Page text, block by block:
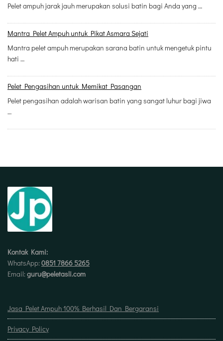
Pelet ampuh jarak jauh merupakan solusi batin bagi Anda yang …
Mantra Pelet Ampuh untuk Pikat Asmara Sejati
Mantra pelet ampuh merupakan sarana batin untuk mengetuk pintu
hati …
Pelet Pengasihan untuk Memikat Pasangan
Pelet pengasihan adalah warisan batin yang sangat luhur bagi jiwa
…
Kontak Kami:
WhatsApp: 0851 7866 5265
Email: guru@peletasli.com
Jasa Pelet Ampuh 100% Berhasil Dan Bergaransi
Privacy Policy